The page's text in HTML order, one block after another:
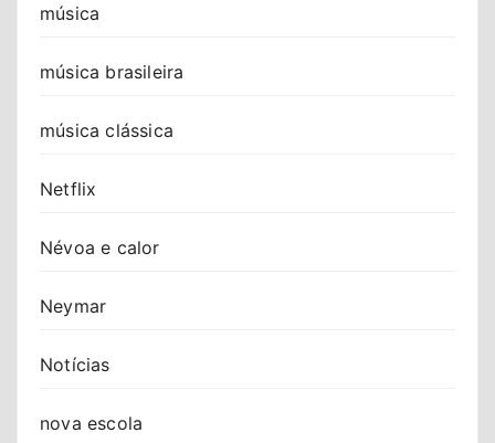
música
música brasileira
música clássica
Netflix
Névoa e calor
Neymar
Notícias
nova escola